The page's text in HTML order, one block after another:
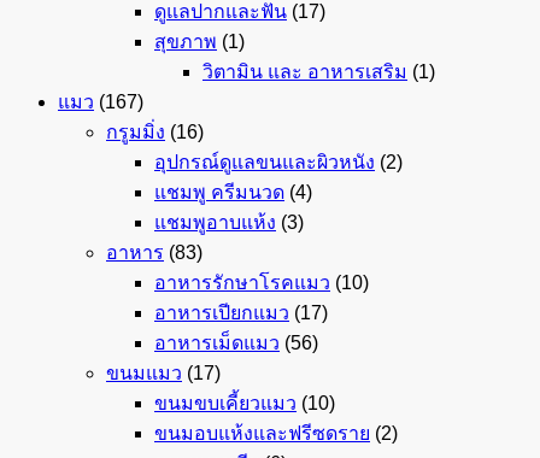
ดูแลปากและฟัน (17)
สุขภาพ (1)
วิตามิน และ อาหารเสริม (1)
แมว (167)
กรูมมิ่ง (16)
อุปกรณ์ดูแลขนและผิวหนัง (2)
แชมพู ครีมนวด (4)
แชมพูอาบแห้ง (3)
อาหาร (83)
อาหารรักษาโรคแมว (10)
อาหารเปียกแมว (17)
อาหารเม็ดแมว (56)
ขนมแมว (17)
ขนมขบเคี้ยวแมว (10)
ขนมอบแห้งและฟรีซดราย (2)